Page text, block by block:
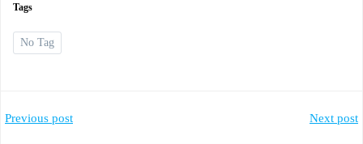
Tags
No Tag
Post
Previous post Next post